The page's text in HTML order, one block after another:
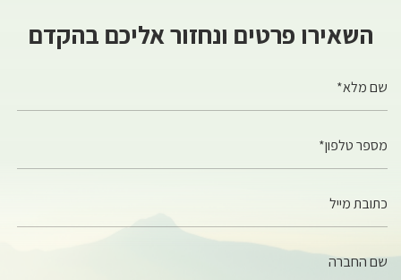
השאירו פרטים ונחזור אליכם בהקדם
שם מלא*
מספר טלפון*
כתובת מייל
שם החברה